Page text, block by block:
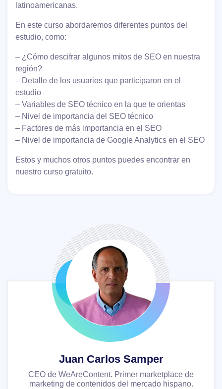
latinoamericanas.
En este curso abordaremos diferentes puntos del
estudio, como:
– ¿Cómo descifrar algunos mitos de SEO en nuestra
región?
– Detalle de los usuarios que participaron en el
estudio
– Variables de SEO técnico en la que te orientas
– Nivel de importancia del SEO técnico
– Factores de más importancia en el SEO
– Nivel de importancia de Google Analytics en el SEO
Estos y muchos otros puntos puedes encontrar en
nuestro curso gratuito.
Juan Carlos Samper
CEO de WeAreContent. Primer marketplace de
marketing de contenidos del mercado hispano.